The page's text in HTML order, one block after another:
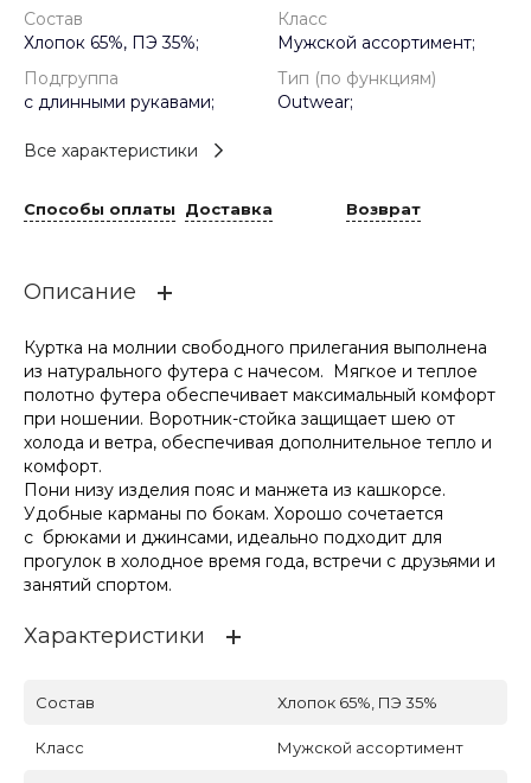
Состав
Хлопок 65%, ПЭ 35%;
Класс
Мужской ассортимент;
Подгруппа
с длинными рукавами;
Тип (по функциям)
Outwear;
Все характеристики
Способы оплаты Доставка Возврат
Описание
Куртка на молнии свободного прилегания выполнена
из натурального футера с начесом. Мягкое и теплое
полотно футера обеспечивает максимальный комфорт
при ношении. Воротник-стойка защищает шею от
холода и ветра, обеспечивая дополнительное тепло и
комфорт.
Пони низу изделия пояс и манжета из кашкорсе.
Удобные карманы по бокам. Хорошо сочетается
с брюками и джинсами, идеально подходит для
прогулок в холодное время года, встречи с друзьями и
занятий спортом.
Характеристики
Состав Хлопок 65%, ПЭ 35%
Класс Мужской ассортимент